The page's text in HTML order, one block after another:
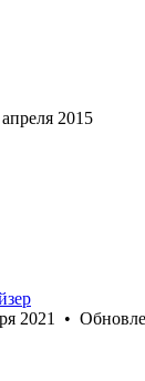
2015
2021 •